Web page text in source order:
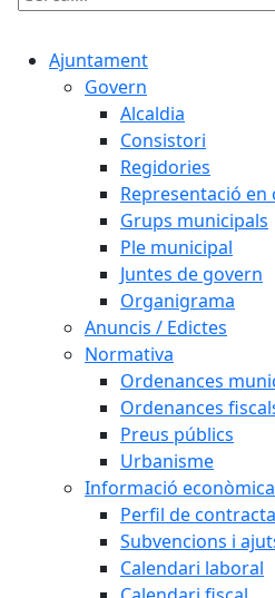
Cercar:
Ajuntament
Govern
Alcaldia
Consistori
Regidories
Representació en
Grups municipals
Ple municipal
Juntes de govern
Organigrama
Anuncis / Edictes
Normativa
Ordenances
Ordenances
Preus públics
Urbanisme
Informació
Perfil de
Subvencions i
Calendari laboral